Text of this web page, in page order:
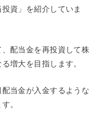
資」を紹介していま
配当金を再投資して株
増大を目指します。
当金が入金するような
。